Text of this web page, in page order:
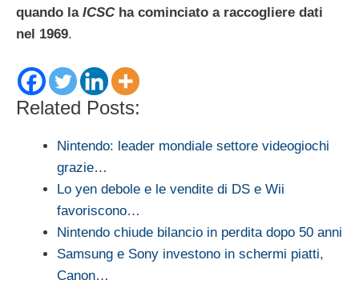
quando la ICSCha cominciato a raccogliere dati
nel 1969.
Related Posts:
Nintendo: leader mondiale settore videogiochi
grazie…
Lo yen debole e le vendite di DS e Wii
favoriscono…
Nintendo chiude bilancio in perdita dopo 50 anni
Samsung e Sony investono in schermi piatti,
Canon…